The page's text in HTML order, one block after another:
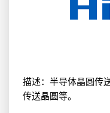
描述：半导体晶圆传
传送晶圆等。